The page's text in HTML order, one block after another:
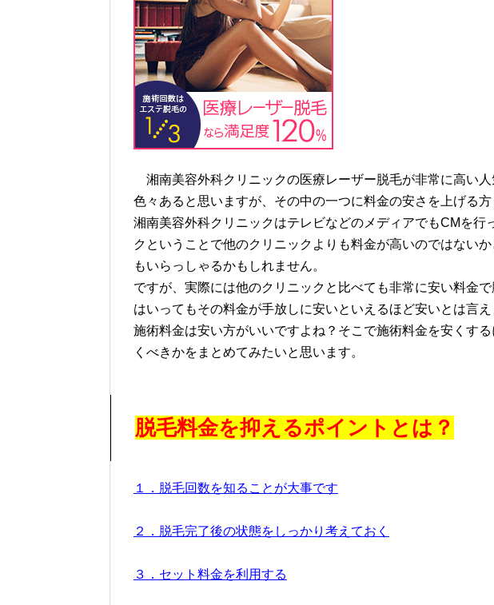
湘南美容外科クリニックの医療レーザー脱毛が非常に高い
色々あると思いますが、その中の一つに料金の安さを上げる方
湘南美容外科クリニックはテレビなどのメディアでもCMを行
クということで他のクリニックよりも料金が高いのではない
もいらっしゃるかもしれません。
ですが、実際には他のクリニックと比べても非常に安い料金
はいってもその料金が手放しに安いといえるほど安いとは言え
施術料金は安い方がいいですよね？そこで施術料金を安くす
くべきかをまとめてみたいと思います。
脱毛料金を抑えるポイントとは？
１．脱毛回数を知ることが大事です
２．脱毛完了後の状態をしっかり考えておく
３．セット料金を利用する